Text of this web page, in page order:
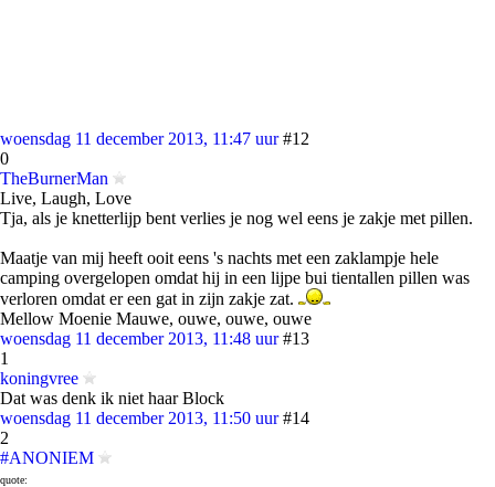
woensdag 11 december 2013, 11:47 uur #12
0
TheBurnerMan
Live, Laugh, Love
Tja, als je knetterlijp bent verlies je nog wel eens je zakje met pillen.
Maatje van mij heeft ooit eens 's nachts met een zaklampje hele
camping overgelopen omdat hij in een lijpe bui tientallen pillen was
verloren omdat er een gat in zijn zakje zat.
Mellow Moenie Mauwe, ouwe, ouwe, ouwe
woensdag 11 december 2013, 11:48 uur #13
1
koningvree
Dat was denk ik niet haar Block
woensdag 11 december 2013, 11:50 uur #14
2
#ANONIEM
quote: